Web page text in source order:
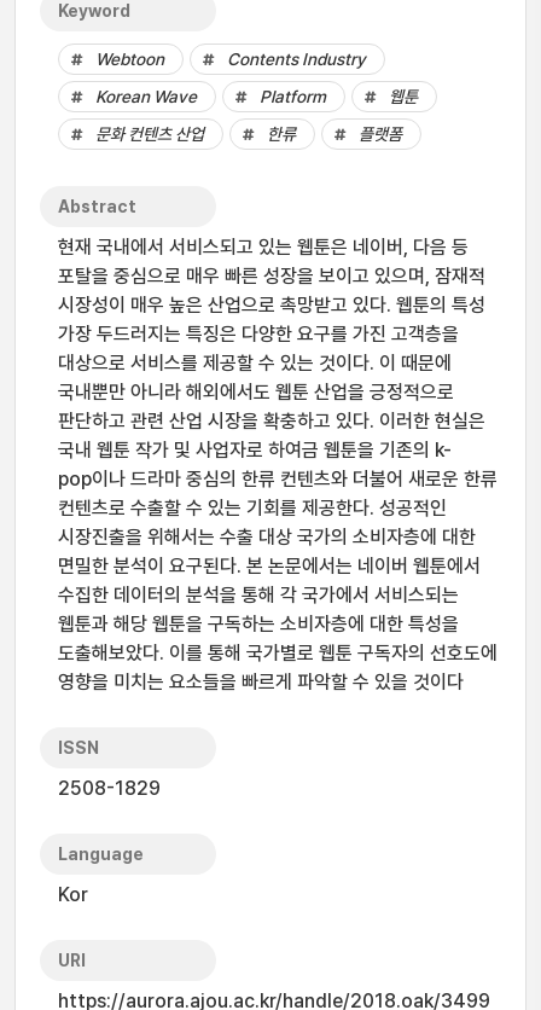
Keyword
Webtoon
Contents Industry
Korean Wave
Platform
웹툰
문화 컨텐츠 산업
한류 플랫폼
Abstract
현재 국내에서 서비스되고 있는 웹툰은 네이버, 다음 등
포탈을 중심으로 매우 빠른 성장을 보이고 있으며, 잠재적
시장성이 매우 높은 산업으로 촉망받고 있다. 웹툰의 특성
가장 두드러지는 특징은 다양한 요구를 가진 고객층을
대상으로 서비스를 제공할 수 있는 것이다. 이 때문에
국내뿐만 아니라 해외에서도 웹툰 산업을 긍정적으로
판단하고 관련 산업 시장을 확충하고 있다. 이러한 현실은
국내 웹툰 작가 및 사업자로 하여금 웹툰을 기존의 k-
pop이나 드라마 중심의 한류 컨텐츠와 더불어 새로운 한류
컨텐츠로 수출할 수 있는 기회를 제공한다. 성공적인
시장진출을 위해서는 수출 대상 국가의 소비자층에 대한
면밀한 분석이 요구된다. 본 논문에서는 네이버 웹툰에서
수집한 데이터의 분석을 통해 각 국가에서 서비스되는
웹툰과 해당 웹툰을 구독하는 소비자층에 대한 특성을
도출해보았다. 이를 통해 국가별로 웹툰 구독자의 선호도에
영향을 미치는 요소들을 빠르게 파악할 수 있을 것이다
ISSN
2508-1829
Language
Kor
URI
https://aurora.ajou.ac.kr/handle/2018.oak/3499